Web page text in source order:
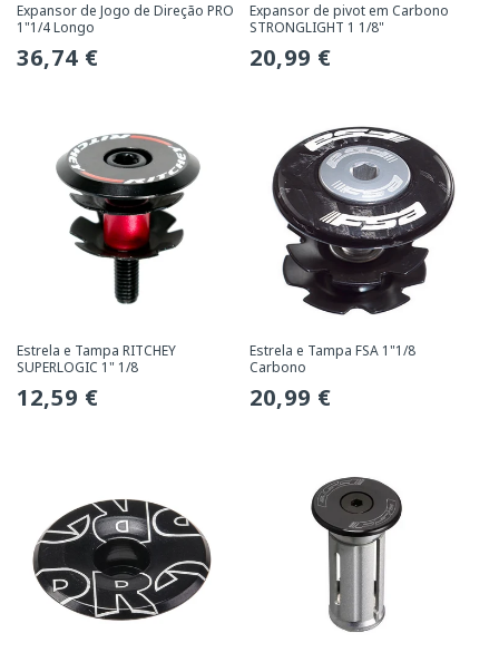
Expansor de Jogo de Direção PRO
1"1/4 Longo
Preço
36,74 €
Expansor de pivot em Carbono
STRONGLIGHT 1 1/8"
Preço
20,99 €
Estrela e Tampa RITCHEY
SUPERLOGIC 1" 1/8
Preço
12,59 €
Estrela e Tampa FSA 1"1/8
Carbono
Preço
20,99 €